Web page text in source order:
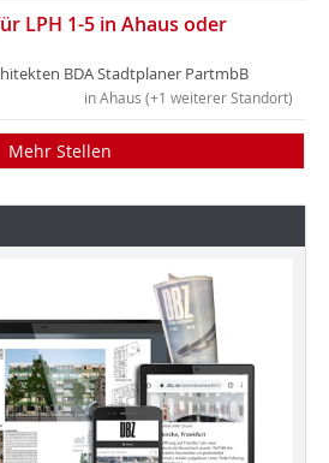
LPH 1-5 in Ahaus oder
BDA Stadtplaner PartmbB
in Ahaus (+1 weiterer Standort)
Mehr Stellen